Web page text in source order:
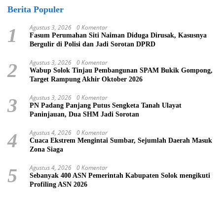
Berita Populer
1 Agustus 3, 2026 0 Komentar
Fasum Perumahan Siti Naiman Diduga Dirusak, Kasusnya
Bergulir di Polisi dan Jadi Sorotan DPRD
2 Agustus 3, 2026 0 Komentar
Wabup Solok Tinjau Pembangunan SPAM Bukik Gompong,
Target Rampung Akhir Oktober 2026
3 Agustus 3, 2026 0 Komentar
PN Padang Panjang Putus Sengketa Tanah Ulayat
Paninjauan, Dua SHM Jadi Sorotan
4 Agustus 4, 2026 0 Komentar
Cuaca Ekstrem Mengintai Sumbar, Sejumlah Daerah Masuk
Zona Siaga
5 Agustus 4, 2026 0 Komentar
Sebanyak 400 ASN Pemerintah Kabupaten Solok mengikuti
Profiling ASN 2026